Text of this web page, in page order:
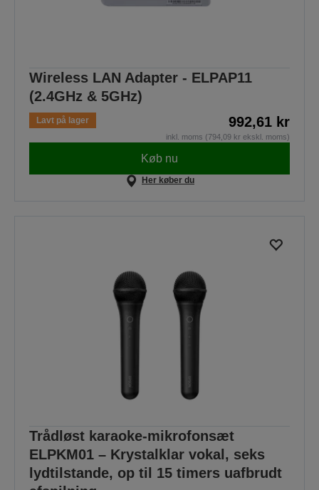
Wireless LAN Adapter - ELPAP11
(2.4GHz & 5GHz)
Lavt på lager 992,61 kr
inkl. moms (794,09 kr ekskl. moms)
Køb nu
Her køber du
Trådløst karaoke-mikrofonsæt
ELPKM01 – Krystalklar vokal, seks
lydtilstande, op til 15 timers uafbrudt